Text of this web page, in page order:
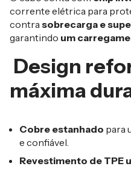
corrente elétrica para
contrasobrecarga e
garantindo um
Design
máxima
Cobre estanhado para
e confiável.
Revestimento de TPE